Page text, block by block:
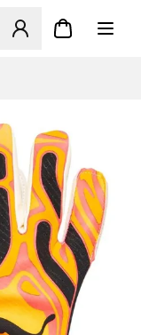
en Modal til at